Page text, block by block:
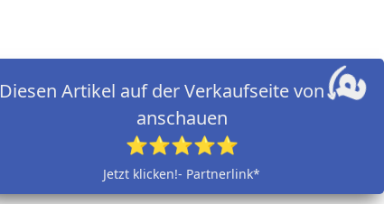
Diesen Artikel auf der Verkaufseite von
anschauen
⭐⭐⭐⭐⭐
Jetzt klicken!- Partnerlink*